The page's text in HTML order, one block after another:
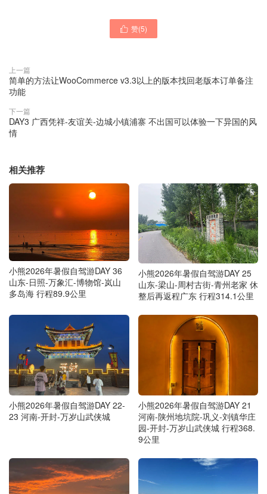
 赞(5)
上一篇
简单的方法让WooCommerce v3.3以上的版本找回老版本订单备注
功能
下一篇
DAY3 广西凭祥-友谊关-边城小镇浦寨 不出国可以体验一下异国的风
情
相关推荐
小熊2026年暑假自驾游DAY 36
山东-日照-万象汇-博物馆-岚山
多岛海 行程89.9公里
小熊2026年暑假自驾游DAY 25
山东-梁山-周村古街-青州老家 休
整后再返程广东 行程314.1公里
小熊2026年暑假自驾游DAY 22-
23 河南-开封-万岁山武侠城
小熊2026年暑假自驾游DAY 21
河南-陕州地坑院-巩义-刘镇华庄
园-开封-万岁山武侠城 行程368.
9公里